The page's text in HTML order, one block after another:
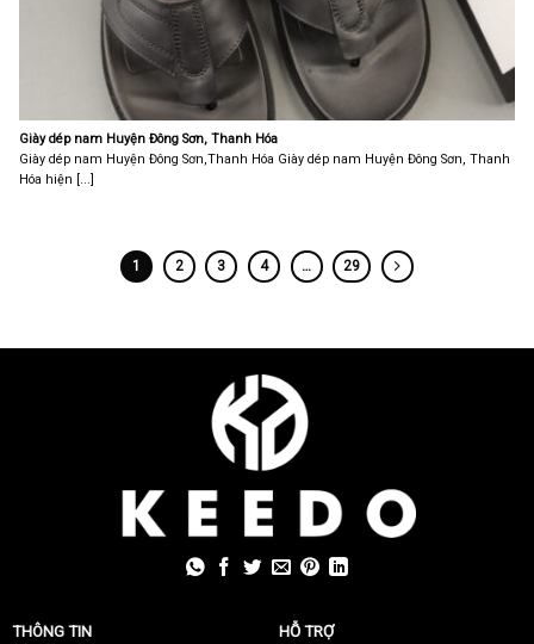
Giày dép nam Huyện Đông Sơn, Thanh Hóa
Giày dép nam Huyện Đông Sơn,Thanh Hóa Giày dép nam Huyện Đông Sơn, Thanh
Hóa hiện [...]
1 2 3 4 … 29
THÔNG TIN HỖ TRỢ